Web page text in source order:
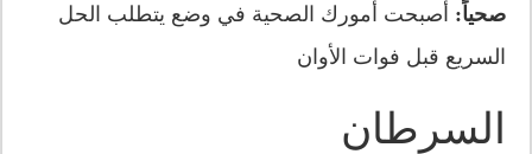
صحياً: أصبحت أمورك الصحية في وضع يتطلب الحل
السريع قبل فوات الأوان
السرطان